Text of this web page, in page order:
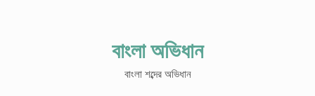
বাংলা অভিধান
বাংলা শব্দের অভিধান